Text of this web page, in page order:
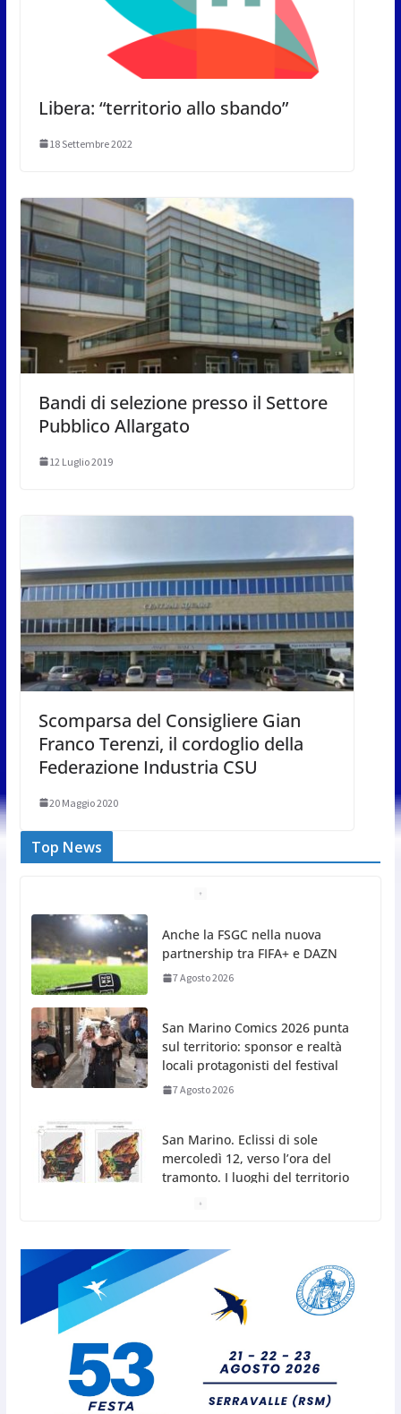
Libera: “territorio allo sbando”
18 Settembre 2022
Bandi di selezione presso il Settore
Pubblico Allargato
12 Luglio 2019
Scomparsa del Consigliere Gian
Franco Terenzi, il cordoglio della
Federazione Industria CSU
20 Maggio 2020
Top News
San Marino Comics 2026 punta
sul territorio: sponsor e realtà
locali protagonisti del festival
San Marino. Eclissi di sole
mercoledì 12, verso l’ora del
tramonto. I luoghi del territorio
San Marino, stop agli abbruciamenti di residui
Caccuri celebra Roberto Sergio:
cittadinanza onoraria, chiavi
della città e premio alla carriera
7 Agosto 2026
Anche la FSGC nella nuova